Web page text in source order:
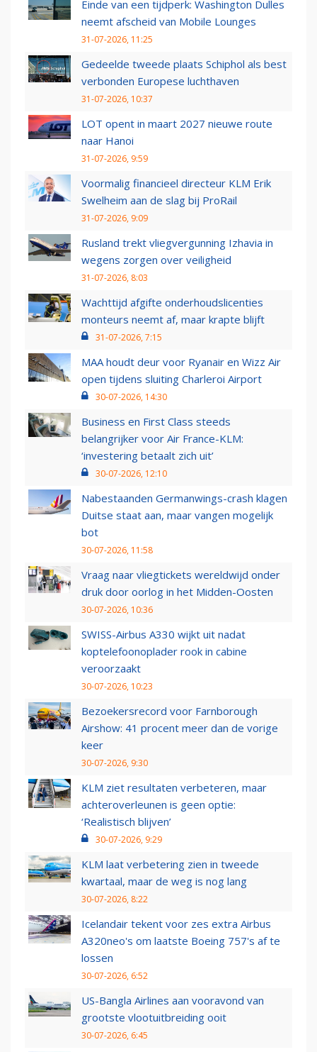
Einde van een tijdperk: Washington Dulles
neemt afscheid van Mobile Lounges
31-07-2026, 11:25
Gedeelde tweede plaats Schiphol als best
verbonden Europese luchthaven
31-07-2026, 10:37
LOT opent in maart 2027 nieuwe route
naar Hanoi
31-07-2026, 9:59
Voormalig financieel directeur KLM Erik
Swelheim aan de slag bij ProRail
31-07-2026, 9:09
Rusland trekt vliegvergunning Izhavia in
wegens zorgen over veiligheid
31-07-2026, 8:03
Wachttijd afgifte onderhoudslicenties
monteurs neemt af, maar krapte blijft
31-07-2026, 7:15
MAA houdt deur voor Ryanair en Wizz Air
open tijdens sluiting Charleroi Airport
30-07-2026, 14:30
Business en First Class steeds
belangrijker voor Air France-KLM:
‘investering betaalt zich uit’
30-07-2026, 12:10
Nabestaanden Germanwings-crash klagen
Duitse staat aan, maar vangen mogelijk
bot
30-07-2026, 11:58
Vraag naar vliegtickets wereldwijd onder
druk door oorlog in het Midden-Oosten
30-07-2026, 10:36
SWISS-Airbus A330 wijkt uit nadat
koptelefoonoplader rook in cabine
veroorzaakt
30-07-2026, 10:23
Bezoekersrecord voor Farnborough
Airshow: 41 procent meer dan de vorige
keer
30-07-2026, 9:30
KLM ziet resultaten verbeteren, maar
achteroverleunen is geen optie:
‘Realistisch blijven’
30-07-2026, 9:29
KLM laat verbetering zien in tweede
kwartaal, maar de weg is nog lang
30-07-2026, 8:22
Icelandair tekent voor zes extra Airbus
A320neo's om laatste Boeing 757's af te
lossen
30-07-2026, 6:52
US-Bangla Airlines aan vooravond van
grootste vlootuitbreiding ooit
30-07-2026, 6:45